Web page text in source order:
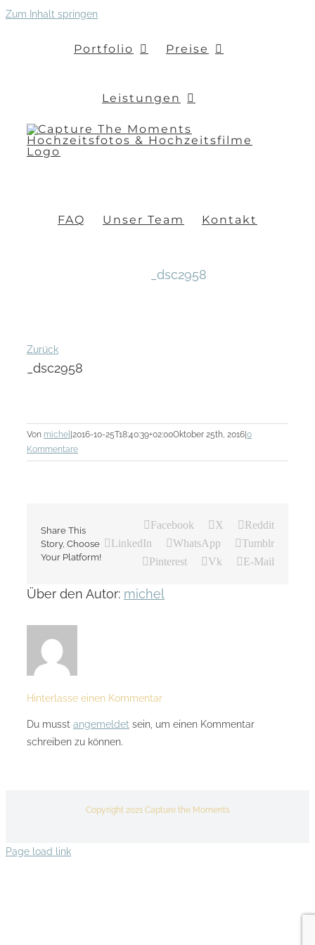
Zum Inhalt springen
Portfolio Preise
Leistungen
FAQ Unser Team Kontakt
_dsc2958
Zurück
_dsc2958
Von michel |2016-10-25T18:40:39+02:00Oktober 25th, 2016|0
Kommentare
Share This
Story, Choose
Your Platform!
Facebook X
Reddit
LinkedIn
WhatsApp
Tumblr
Pinterest
Vk E-Mail
Über den Autor: michel
Hinterlasse einen Kommentar
Du musst angemeldet sein, um einen Kommentar
schreiben zu können.
Copyright 2021 Capture the Moments
Page load link